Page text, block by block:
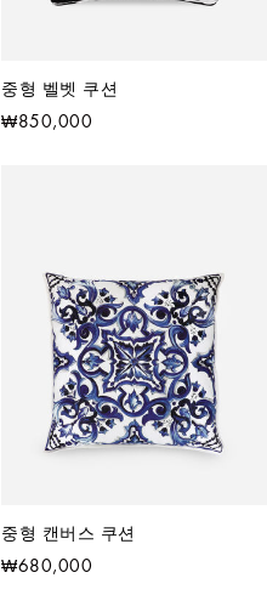
중형 벨벳 쿠션
₩850,000
중형 캔버스 쿠션
₩680,000